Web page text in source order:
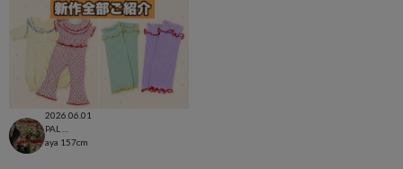
2026.06.01
aya 157cm